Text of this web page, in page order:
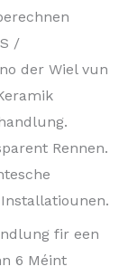
/
der Wiel vun
Rennen.
fir een
6 Méint